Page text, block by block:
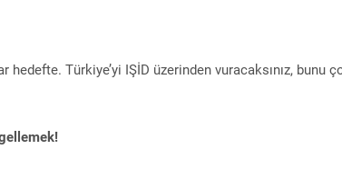
hedefte. Türkiye’yi IŞİD üzerinden vuracaksınız, bunu